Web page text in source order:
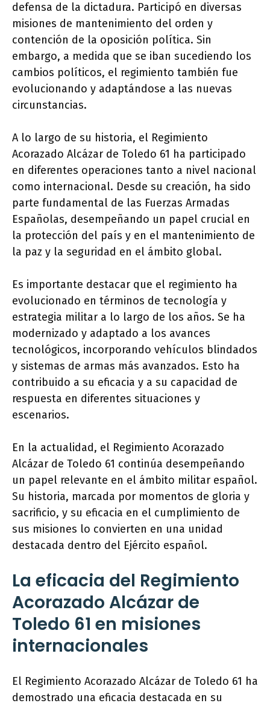
defensa de la dictadura. Participó en diversas
misiones de mantenimiento del orden y
contención de la oposición política. Sin
embargo, a medida que se iban sucediendo los
cambios políticos, el regimiento también fue
evolucionando y adaptándose a las nuevas
circunstancias.
A lo largo de su historia, el Regimiento
Acorazado Alcázar de Toledo 61 ha participado
en diferentes operaciones tanto a nivel nacional
como internacional. Desde su creación, ha sido
parte fundamental de las Fuerzas Armadas
Españolas, desempeñando un papel crucial en
la protección del país y en el mantenimiento de
la paz y la seguridad en el ámbito global.
Es importante destacar que el regimiento ha
evolucionado en términos de tecnología y
estrategia militar a lo largo de los años. Se ha
modernizado y adaptado a los avances
tecnológicos, incorporando vehículos blindados
y sistemas de armas más avanzados. Esto ha
contribuido a su eficacia y a su capacidad de
respuesta en diferentes situaciones y
escenarios.
En la actualidad, el Regimiento Acorazado
Alcázar de Toledo 61 continúa desempeñando
un papel relevante en el ámbito militar español.
Su historia, marcada por momentos de gloria y
sacrificio, y su eficacia en el cumplimiento de
sus misiones lo convierten en una unidad
destacada dentro del Ejército español.
La eficacia del Regimiento
Acorazado Alcázar de
Toledo 61 en misiones
internacionales
El Regimiento Acorazado Alcázar de Toledo 61 ha
demostrado una eficacia destacada en su